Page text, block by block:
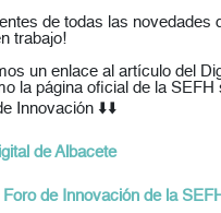
de todas las novedades
trabajo!
un enlace al artículo del
la página oficial de la SEFH
Innovación ⬇️⬇️
de Albacete
de Innovación de la